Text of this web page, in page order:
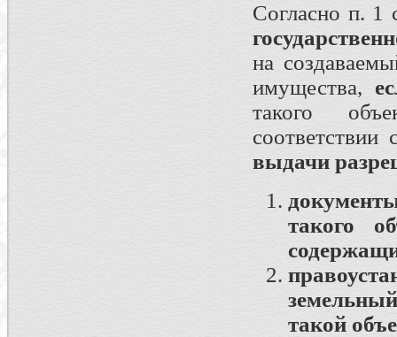
Согласно п.
на
имущества,
такого
выдачи
такого
такой